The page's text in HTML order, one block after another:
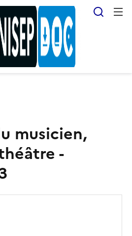
musicien,
-